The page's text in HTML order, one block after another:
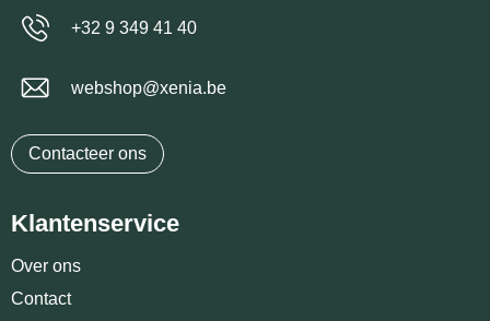
+32 9 349 41 40
webshop@xenia.be
Contacteer ons
Klantenservice
Over ons
Contact